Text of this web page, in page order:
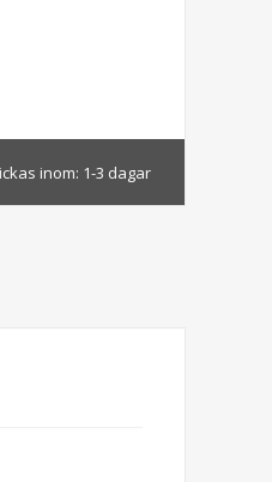
inom: 1-3 dagar